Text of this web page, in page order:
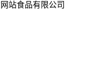
站食品有限公司